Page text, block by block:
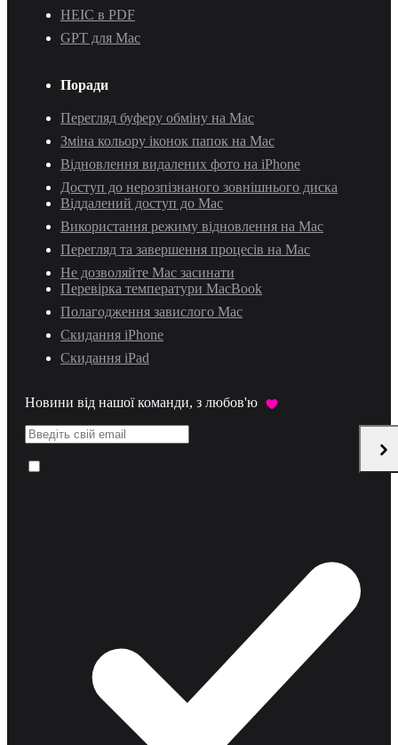
HEIC в PDF
GPT для Mac
Поради
Перегляд буферу обміну на Mac
Зміна кольору іконок папок на Mac
Відновлення видалених фото на iPhone
Доступ до нерозпізнаного зовнішнього диска
Віддалений доступ до Mac
Використання режиму відновлення на Mac
Перегляд та завершення процесів на Mac
Не дозволяйте Mac засинати
Перевірка температури MacBook
Полагодження завислого Mac
Скидання iPhone
Скидання iPad
Новини від нашої команди, з любов'ю